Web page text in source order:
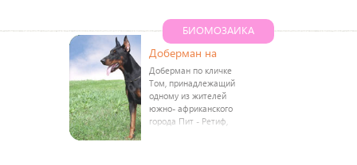
облаках находится
либо в видеБИОМОЗАИКА
Доберман на
Доберман по кличке
Том, принадлежащий
одному из жителей
южно- африканского
города Пит - Ретиф,